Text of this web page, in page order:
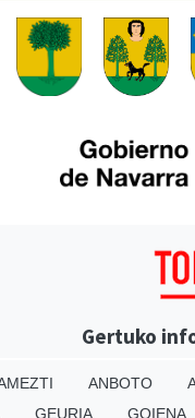
Gertuko
ANBOTO
GEURIA GOIENA